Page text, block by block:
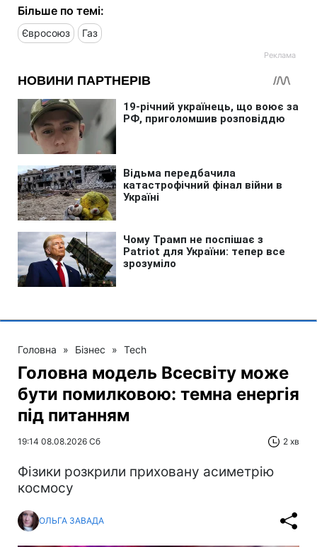
Більше по темі:
Євросоюз Газ
Головна » Бізнес » Tech
Головна модель Всесвіту може
бути помилковою: темна енергія
під питанням
19:14 08.08.2026 Сб 2 хв
Фізики розкрили приховану асиметрію
космосу
ОЛЬГА ЗАВАДА